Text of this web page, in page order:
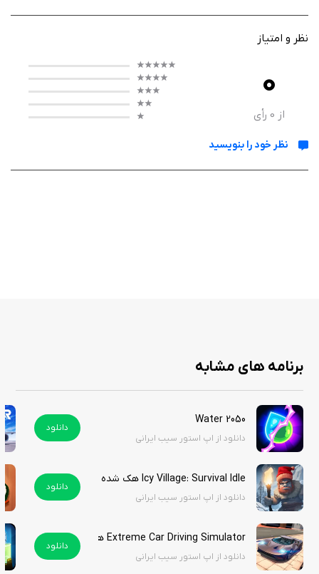
مستقیم بازی نمی‌کنید، فعالیت‌های استخراج ادامه پیدا می‌کند و می‌توانید با
بازگشت به بازی، درآمد خود را جمع‌آوری کرده و برای ارتقای بخش‌های مختلف
استفاده کنید.
با پیشرفت در مراحل، امکان باز کردن مناطق جدید، خرید تجهیزات پیشرفته‌تر و
و ارتقای بخش‌ها، نقش مهمی در موفقیت شما خواهد داشت.
مناسب برای بازی‌های کوتاه و طولانی‌مدت
کنترل آسان و مناسب برای تمام کاربران
ترکیب جذاب شبیه‌سازی و مدیریت اقتصادی
مکانیک‌های Idle، استخراج منابع و توسعه کسب‌وکار، تجربه‌ای آرام اما
سرگرم‌کننده ارائه می‌دهد. اگر از بازی‌هایی که در آن‌ها ساختن، ارتقا دادن و رشد
تدریجی یک مجموعه را تجربه می‌کنید لذت می‌برید، این عنوان می‌تواند گزینه‌ای
مناسب برای پر کردن اوقات فراغت شما باشد.
نظر و امتیاز
0
از 0 رأی
نظر خود را بنویسید
برنامه های مشابه
Water 2050
دانلود از اپ استور سیب ایرانی
دانلود
Icy Village: Survival Idle هک شده
دانلود از اپ استور سیب ایرانی
دانلود
Extreme Car Driving Simulator هک شده
دانلود از اپ استور سیب ایرانی
دانلود